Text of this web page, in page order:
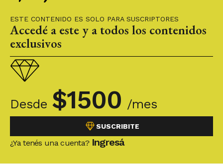
ESTE CONTENIDO ES SOLO PARA SUSCRIPTORES
Accedé a este y a todos los contenidos
exclusivos
Desde $1500 /mes
SUSCRIBITE
¿Ya tenés una cuenta? Ingresá